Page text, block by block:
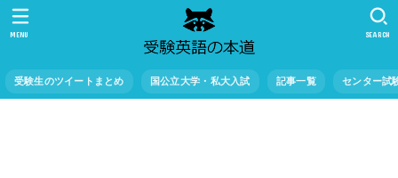
受験生のツイートまとめ 国公立大学・私大入試 記事一覧 センター試
SEARCH
MENU